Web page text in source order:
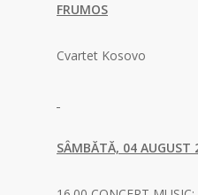
FRUMOS
Cvartet Kosovo
SÂMBĂTĂ, 04 AUGUST